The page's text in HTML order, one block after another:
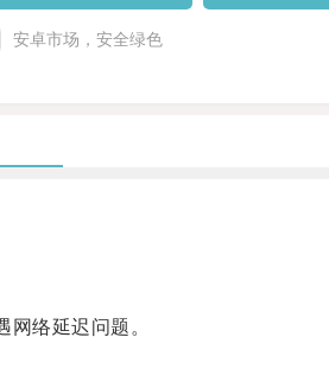
安卓市场，安全绿色
络延迟问题。